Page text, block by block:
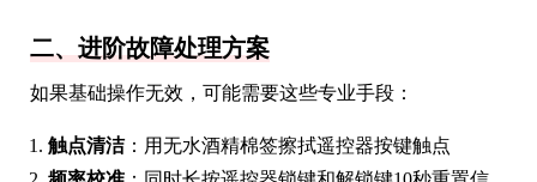
二、进阶故障处理方案
如果基础操作无效，可能需要这些专业手段：
触点清洁：用无水酒精棉签擦拭遥控器按键触点